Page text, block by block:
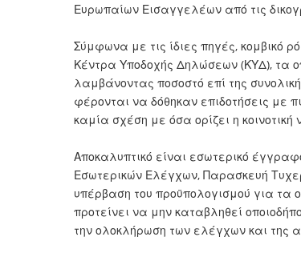
Ευρωπαίων Εισαγγελέων από τις
Σύμφωνα με τις ίδιες πηγές, κομβικό
Κέντρα Υποδοχής Δηλώσεων (ΚΥΔ), τα
λαμβάνοντας ποσοστό επί της
φέρονται να δόθηκαν επιδοτήσεις με
καμία σχέση με όσα ορίζει η
Αποκαλυπτικό είναι εσωτερικό
Εσωτερικών Ελέγχων, Παρασκευή
υπέρβαση του προϋπολογισμού για τα
προτείνει να μην καταβληθεί
την ολοκλήρωση των ελέγχων και της